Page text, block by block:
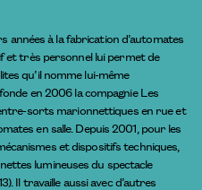
années à la fabrication d’automates
et très personnel lui permet de
qu’il nomme lui-même
en 2006 la compagnie Les
sorts marionnettiques en rue et
en salle. Depuis 2001, pour les
et dispositifs techniques,
lumineuses du spectacle
Il travaille aussi avec d’autres